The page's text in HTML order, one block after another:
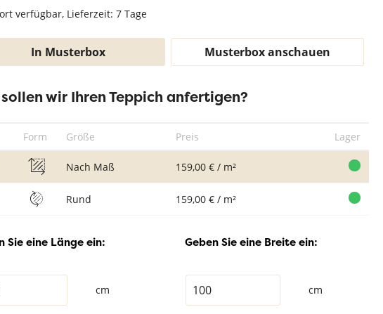
verfügbar, Lieferzeit: 7 Tage
In Musterbox Musterbox anschauen
wir Ihren Teppich anfertigen?
Form Größe Preis Lager
Nach Maß 159,00 € / m²
Rund 159,00 € / m²
Sie eine Länge ein:
cm
Geben Sie eine Breite ein:
cm